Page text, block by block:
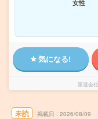
女性
気になる!
派遣会社
未読 掲載日 2026/08/09